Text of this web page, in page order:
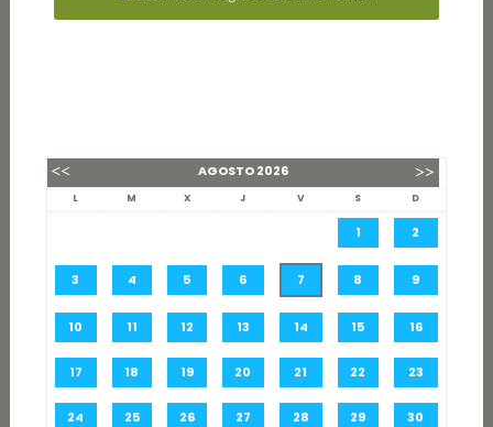
AGOSTO2026
L M X J V S D
1 2
3 4 5 6 7 8 9
10 11 12 13 14 15 16
17 18 19 20 21 22 23
24 25 26 27 28 29 30